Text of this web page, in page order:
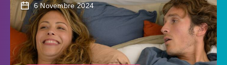
6 Novembre 2024